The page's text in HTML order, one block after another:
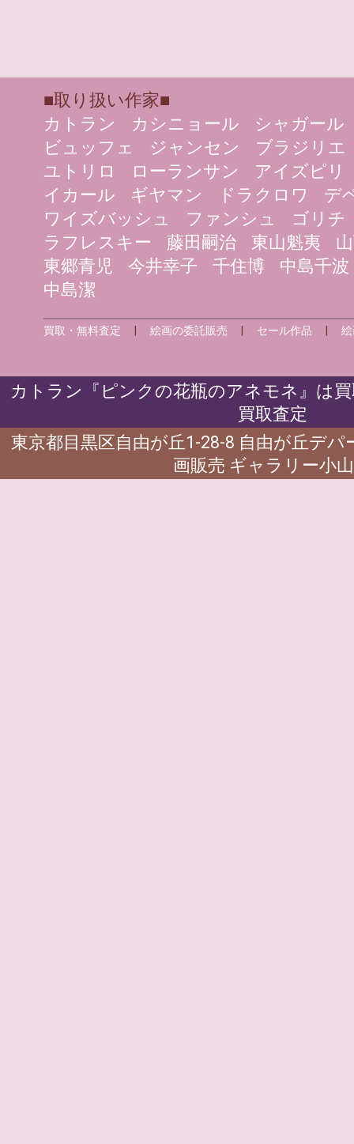
■取り扱い作家■
カトラン
カシニョール
シャガール
ビュッフェ
ジャンセン
ブラジリエ
ユトリロ
ローランサン
アイズピリ
イカール
ギヤマン ドラクロワ
デ
ワイズバッシュ
ファンシュ
ゴリチ
ラフレスキー
藤田嗣治 東山魁夷
東郷青児
今井幸子 千住博
中島千波
中島潔
買取・無料査定 |絵画の委託販売 セール作品 |
カトラン『ピンクの花瓶のアネモネ』は
買取査定
東京都目黒区自由が丘1-28-8 自由が丘デ
画販売 ギャラリー小